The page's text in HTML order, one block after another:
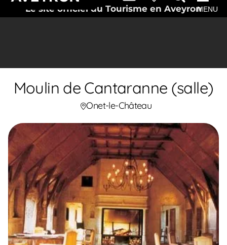
Le site officiel du Tourisme en AveyronMENU
Moulin de Cantaranne (salle)
Onet-le-Château